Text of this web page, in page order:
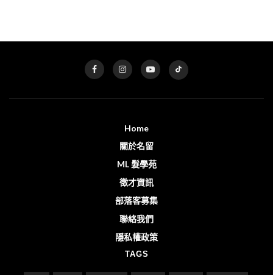
Home
關於名留
ML 髮學苑
徵才資訊
部落客募集
聯絡我們
隱私權政策
TAGS